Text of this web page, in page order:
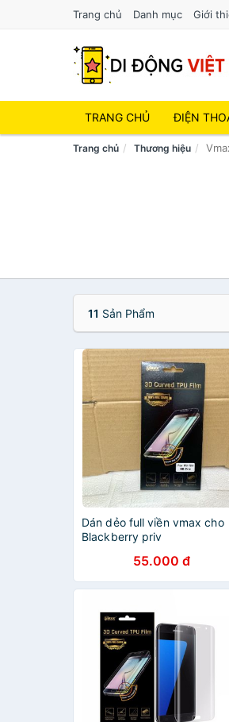
Trang chủ Danh mục Giới
TRANG CHỦ ĐIỆN
Trang chủ Thương hiệu
11 Sản Phẩm
Dán dẻo full viền vmax cho
Blackberry priv
55.000 đ